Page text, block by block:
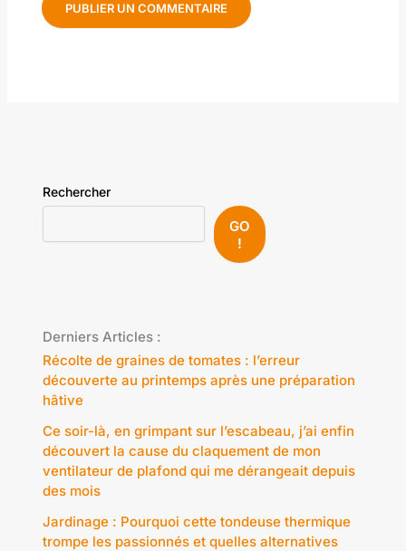
Rechercher
GO
!
Derniers Articles :
Récolte de graines de tomates : l’erreur
découverte au printemps après une préparation
hâtive
Ce soir-là, en grimpant sur l’escabeau, j’ai enfin
découvert la cause du claquement de mon
ventilateur de plafond qui me dérangeait depuis
des mois
Jardinage : Pourquoi cette tondeuse thermique
trompe les passionnés et quelles alternatives